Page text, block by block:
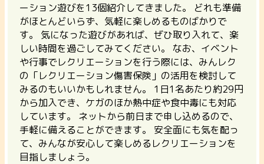
ーション遊びを13個紹介してきました。
どれも準備
がほとんどいらず、気軽に楽しめるものばかりで
す。 気になった遊びがあれば、ぜひ取り入れて、楽
しい時間を過ごしてみてください。 なお、イベント
や行事でレクリエーションを行う際には、みんレク
の「レクリエーション傷害保険」の活用を検討して
みるのもいいかもしれません。
1日1名あたり約29円
から加入でき、ケガのほか熱中症や食中毒にも対応
しています。 ネットから前日まで申し込めるので、
手軽に備えることができます。 安全面にも気を配っ
て、みんなが安心して楽しめるレクリエーションを
目指しましょう。